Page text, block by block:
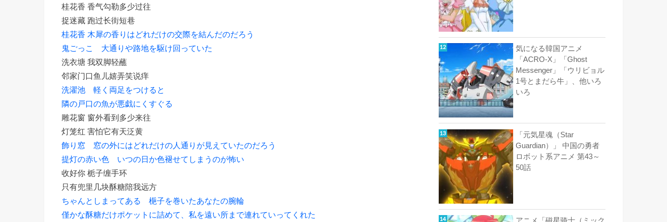
桂花香 香气勾勒多少过往
捉迷藏 跑过长街短巷
桂花香 木犀の香りはどれだけの交際を結んだのだろう
鬼ごっこ 大通りや路地を駆け回っていた
洗衣塘 我双脚轻蘸
邻家门口鱼儿嬉弄笑说痒
洗濯池 軽く両足をつけると
隣の戸口の魚が悪戯にくすぐる
雕花窗 窗外看到多少来往
灯笼红 害怕它有天泛黄
飾り窓 窓の外にはどれだけの人通りが見えていたのだろう
提灯の赤い色 いつの日か色褪せてしまうのが怖い
收好你 栀子缠手环
只有兜里几块酥糖陪我远方
ちゃんとしまってある 梔子を巻いたあなたの腕輪
僅かな酥糖だけポケットに詰めて、私を遠い所まで連れていってくれた
気になる韓国アニメ
「ACRO-X」「Ghost
Messenger」「ウリビョル
1号とまだら牛」、他いろ
いろ
「元気星魂（Star
Guardian）」 中国の勇者
ロボット系アニメ 第43～
50話
アニメ「磁星骑士（ミック